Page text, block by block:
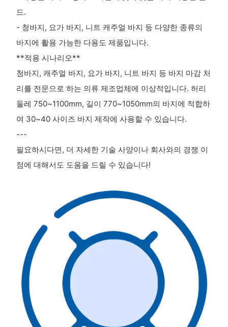
드.
- 청바지, 요가 바지, 니트 캐주얼 바지 등 다양한 종류의
바지에 활용 가능한 다용도 제품입니다.
**적용 시나리오**
청바지, 캐주얼 바지, 요가 바지, 니트 바지 등 바지 마감 처
리를 전문으로 하는 의류 제조업체에 이상적입니다. 허리
둘레 750~1100mm, 길이 770~1050mm의 바지에 적합하
여 30~40 사이즈 바지 제작에 사용할 수 있습니다.
---
필요하시다면, 더 자세한 기술 사양이나 회사와의 경쟁 이
점에 대해서도 도움을 드릴 수 있습니다!